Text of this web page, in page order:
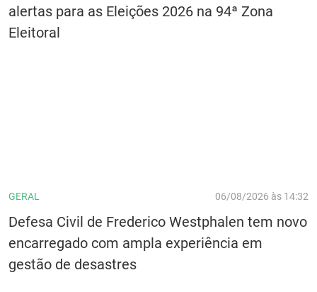
alertas para as Eleições 2026 na 94ª Zona
Eleitoral
GERAL 06/08/2026 às 14:32
Defesa Civil de Frederico Westphalen tem novo
encarregado com ampla experiência em
gestão de desastres